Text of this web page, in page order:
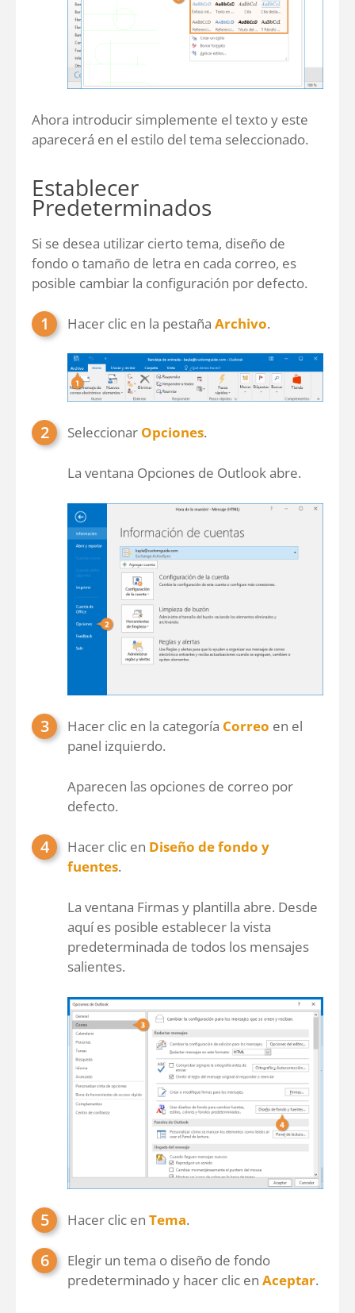
Ahora introducir simplemente el texto y este
aparecerá en el estilo del tema seleccionado.
Establecer
Predeterminados
Si se desea utilizar cierto tema, diseño de
fondo o tamaño de letra en cada correo, es
posible cambiar la configuración por defecto.
Hacer clic en la pestaña Archivo.
Seleccionar Opciones.
La ventana Opciones de Outlook abre.
Hacer clic en la categoría Correo en el
panel izquierdo.
Aparecen las opciones de correo por
defecto.
Hacer clic en Diseño de fondo y
fuentes.
La ventana Firmas y plantilla abre. Desde
aquí es posible establecer la vista
predeterminada de todos los mensajes
salientes.
Hacer clic en Tema.
Elegir un tema o diseño de fondo
predeterminado y hacer clic en Aceptar.